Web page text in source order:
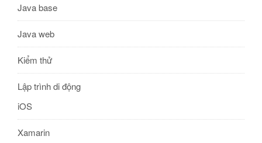
Java base
Java web
Kiểm thử
Lập trình di động
iOS
Xamarin